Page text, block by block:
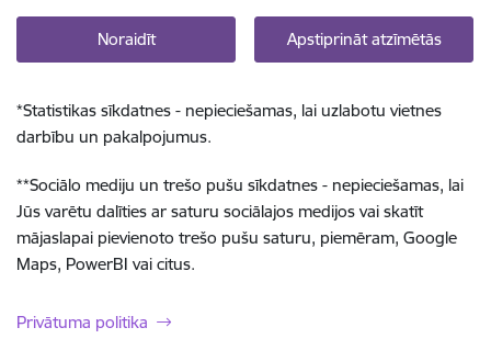
Noraidīt Apstiprināt atzīmētās
*Statistikas sīkdatnes - nepieciešamas, lai uzlabotu vietnes
darbību un pakalpojumus.
**Sociālo mediju un trešo pušu sīkdatnes - nepieciešamas, lai
Jūs varētu dalīties ar saturu sociālajos medijos vai skatīt
mājaslapai pievienoto trešo pušu saturu, piemēram, Google
Maps, PowerBI vai citus.
Privātuma politika